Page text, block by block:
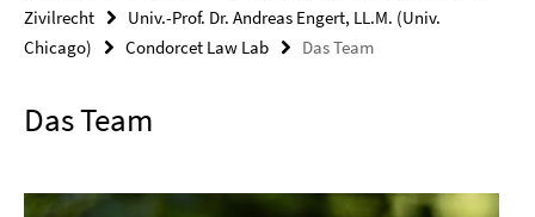
Zivilrecht
Univ.-Prof. Dr. Andreas Engert, LL.M. (Univ.
Chicago)
Condorcet Law Lab Das Team
Das Team